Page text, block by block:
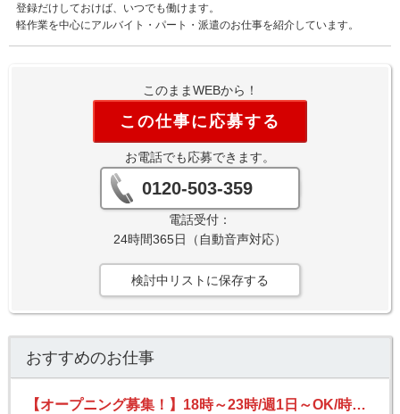
登録だけしておけば、いつでも働けます。
軽作業を中心にアルバイト・パート・派遣のお仕事を紹介しています。
このままWEBから！
この仕事に応募する
お電話でも応募できます。
0120-503-359
電話受付：
24時間365日（自動音声対応）
検討中リストに保存する
おすすめのお仕事
【オープニング募集！】18時～23時/週1日～OK/時給1300円/荷物仕分け/髪色自由、ヒゲOK/8月までの面接に参加したら2000円分のデジタルギフト券プレゼント♪